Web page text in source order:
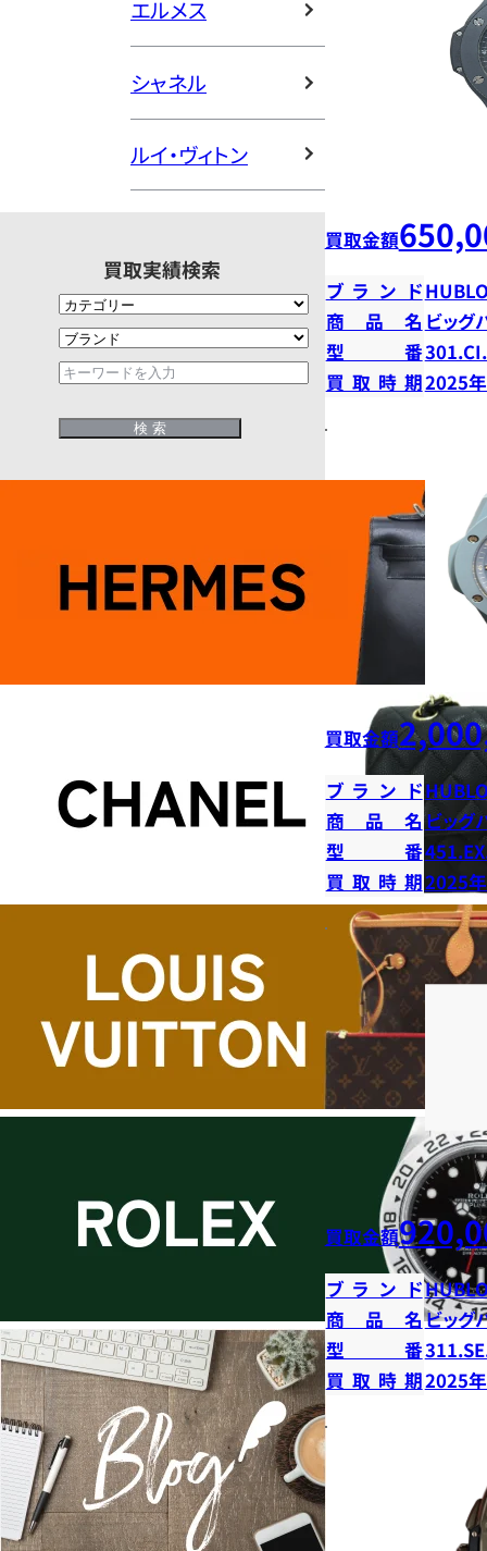
エルメス
シャネル
ルイ・ヴィトン
買取実績検索
買取金額
ブランド
商品名 ビッグ
型番
買取時期2025
買取金額
ブランド
商品名ビッグ
型番
買取時期2025
買取金額
ブランド
商品名ビッ
型番
買取時期2025